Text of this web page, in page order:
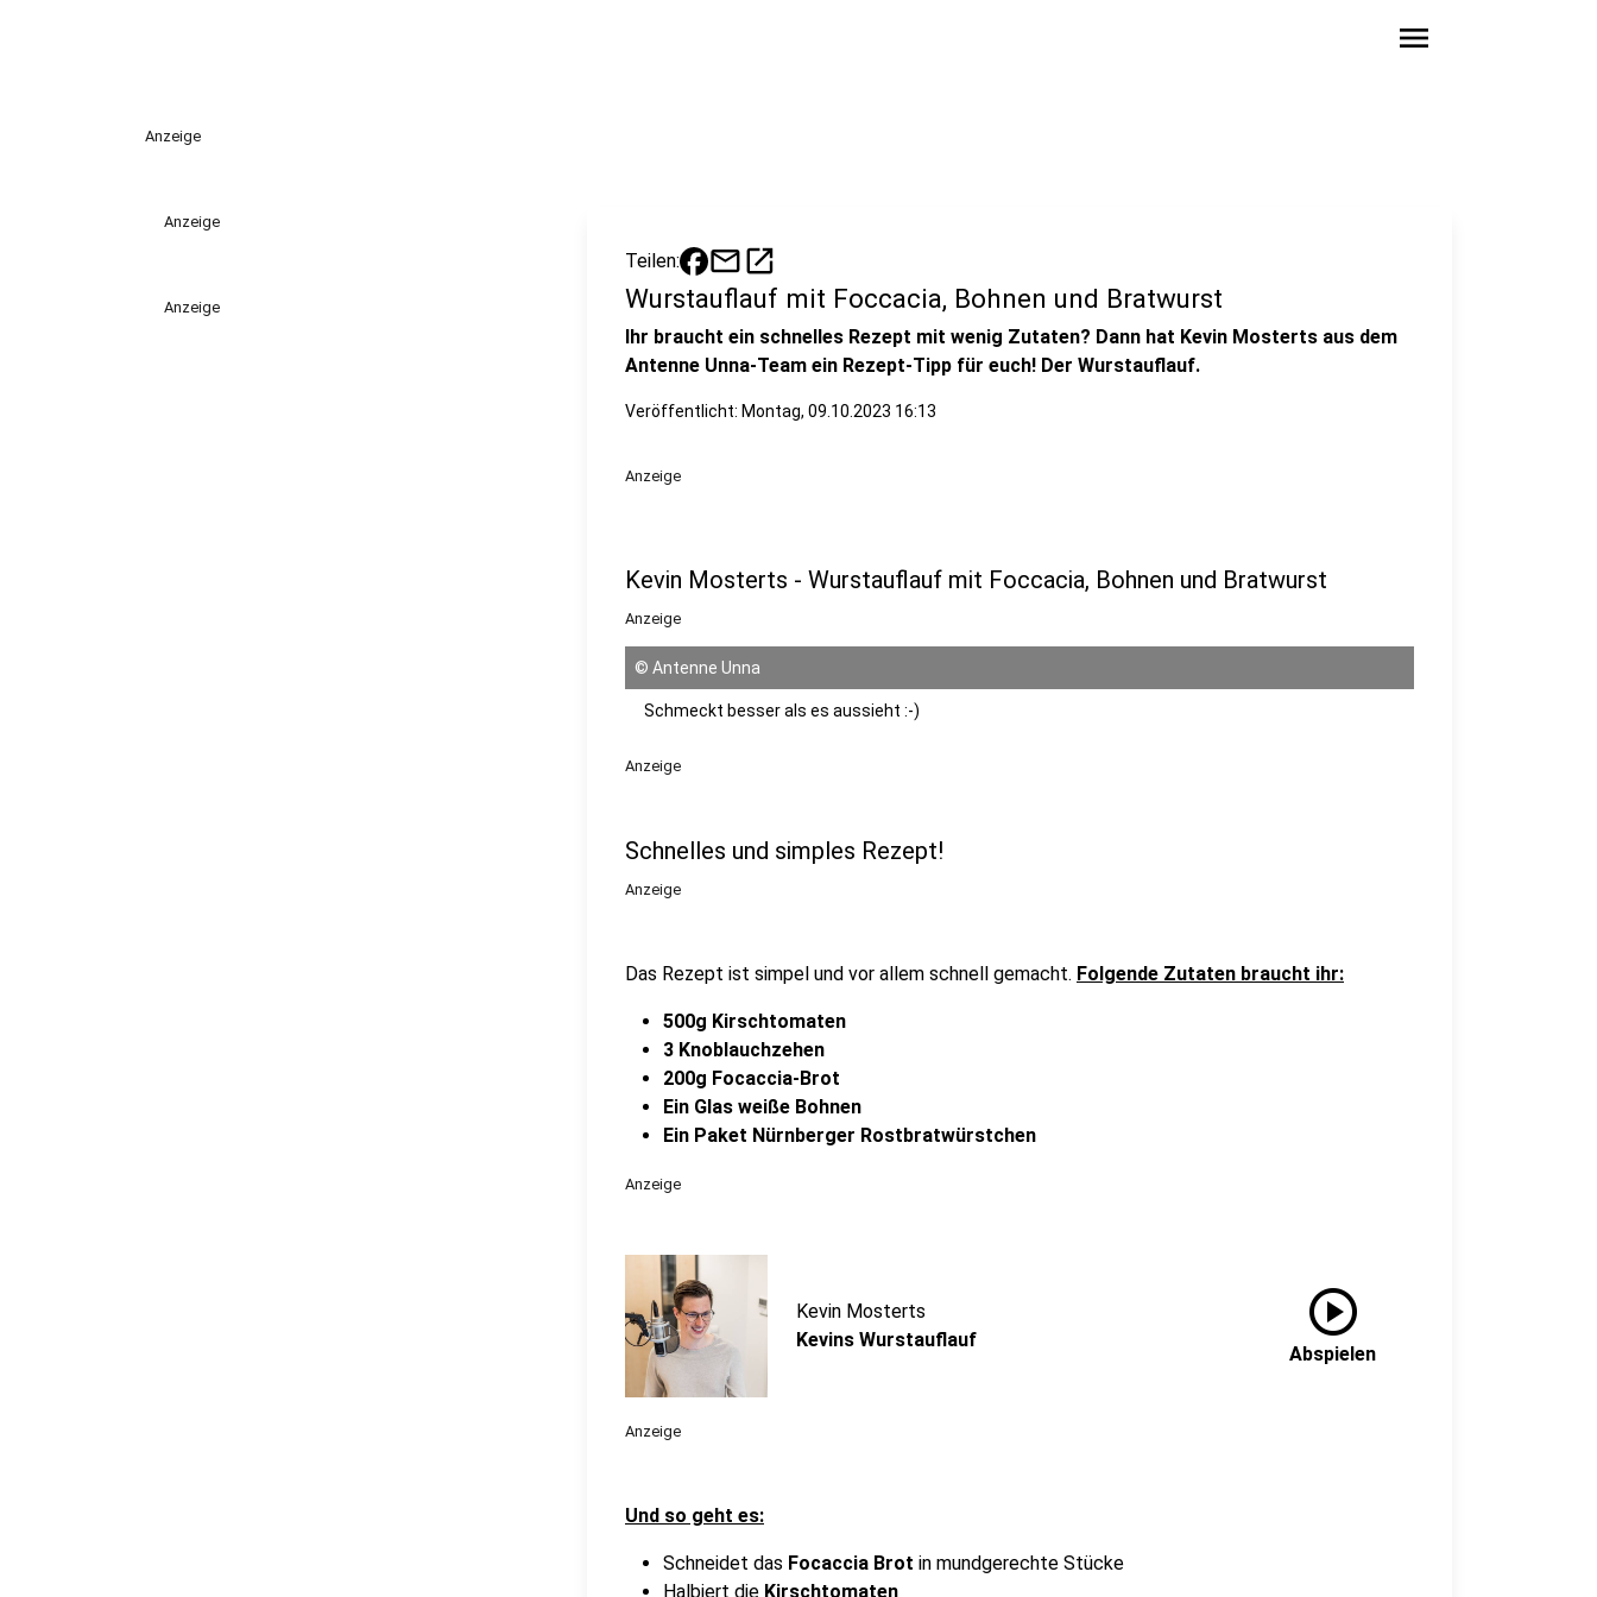
menu
Anzeige
Anzeige
Anzeige
Teilen: mailopen_in_new
Wurstauflauf mit Foccacia, Bohnen und Bratwurst
Ihr braucht ein schnelles Rezept mit wenig Zutaten? Dann hat Kevin Mosterts aus dem
Antenne Unna-Team ein Rezept-Tipp für euch! Der Wurstauflauf.
Veröffentlicht: Montag, 09.10.2023 16:13
Anzeige
Kevin Mosterts - Wurstauflauf mit Foccacia, Bohnen und Bratwurst
Anzeige
© Antenne Unna
Schmeckt besser als es aussieht :-)
Anzeige
Schnelles und simples Rezept!
Anzeige
Das Rezept ist simpel und vor allem schnell gemacht. Folgende Zutaten braucht ihr:
500g Kirschtomaten
3 Knoblauchzehen
200g Focaccia-Brot
Ein Glas weiße Bohnen
Ein Paket Nürnberger Rostbratwürstchen
Anzeige
Kevin Mosterts
Kevins Wurstauflauf
play_circle
Abspielen
Anzeige
Und so geht es:
Schneidet das Focaccia Brot in mundgerechte Stücke
Halbiert die Kirschtomaten